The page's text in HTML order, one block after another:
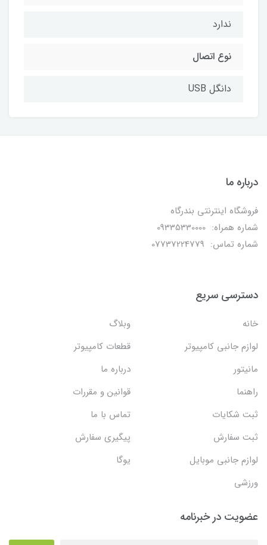
ندارد
نوع اتصال
دانگل USB
درباره ما
فروشگاه اینترنتی بندرگاه
شماره همراه: 09335330000
شماره تماس: 07737224779
دسترسی سریع
خانه
وبلاگ
لوازم جانبی کامپیوتر
قطعات کامپیوتر
مانیتور
درباره ما
راهنما
قوانین و مقررات
ثبت شکایات
تماس با ما
ثبت سفارش
پیگیری سفارش
لوازم جانبی موبایل
یوگا
ورزشی
عضویت در خبرنامه